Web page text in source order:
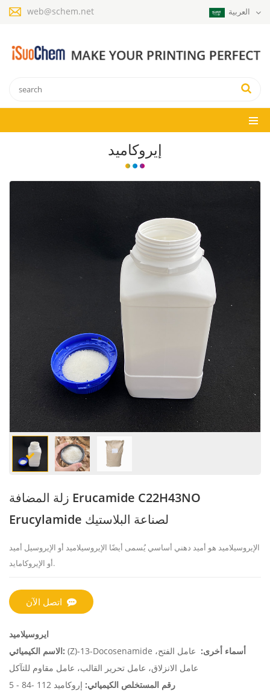
web@schem.net
إيروكاميد
زلة المضافة Erucamide C22H43NO
Erucylamide لصناعة البلاستيك
الإيروسيلاميد هو أميد دهني أساسي يُسمى أيضًا الإيروسيلاميد أو الإيروسيل أميد
أو الإيروكامايد.
اتصل الآن
ايروسيلاميد
الاسم الكيميائي: (Z)-13-Docosenamide أسماء أخرى: عامل الفتح،
عامل الانزلاق، عامل تحرير القالب، عامل مقاوم للتآكل
رقم المستخلص الكيميائي: إروكاميد 112 -84 - 5